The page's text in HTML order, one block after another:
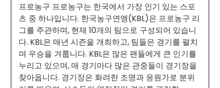
프로농구 프로농구는 한국에서 가장 인기 있는 스포
츠 중 하나입니다. 한국농구연맹(KBL)은 프로농구 리
그를 주관하며, 현재 10개의 팀으로 구성되어 있습니
다. KBL은 매년 시즌을 개최하고, 팀들은 경기를 펼치
며 우승을 겨룹니다. KBL은 많은 팬들에게 큰 인기를
누리고 있으며, 매 경기마다 많은 관중들이 경기장을
찾아옵니다. 경기장은 화려한 조명과 응원가로 분위